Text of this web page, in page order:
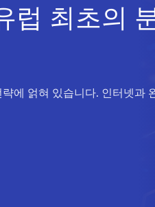
럽 최초의
에 얽혀 있습니다. 인터넷과